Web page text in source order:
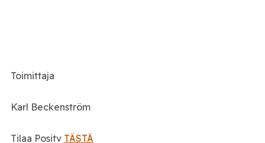
Toimittaja
Karl Beckenström
Tilaa Positv TÄSTÄ